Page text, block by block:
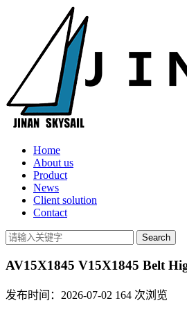
Home
About us
Product
News
Client solution
Contact
AV15X1845 V15X1845 Belt
发布时间：2026-07-02 164 次浏览